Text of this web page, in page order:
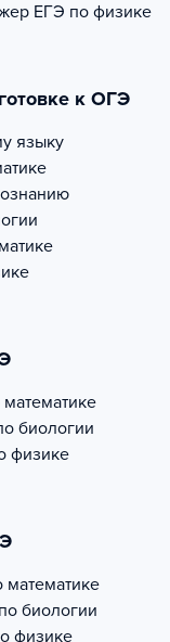
ЕГЭ по физике
к ОГЭ
языку
биологии
физике
биологии
физике